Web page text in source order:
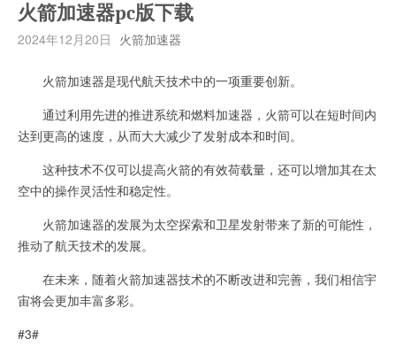
火箭加速器pc版下载
2024年12月20日 火箭加速器
火箭加速器是现代航天技术中的一项重要创新。
通过利用先进的推进系统和燃料加速器，火箭可以在短时间内
达到更高的速度，从而大大减少了发射成本和时间。
这种技术不仅可以提高火箭的有效荷载量，还可以增加其在太
空中的操作灵活性和稳定性。
火箭加速器的发展为太空探索和卫星发射带来了新的可能性，
推动了航天技术的发展。
在未来，随着火箭加速器技术的不断改进和完善，我们相信宇
宙将会更加丰富多彩。
#3#